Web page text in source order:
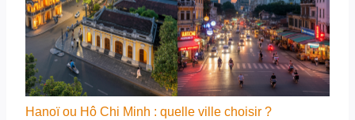
Hanoï ou Hô Chi Minh : quelle ville choisir ?